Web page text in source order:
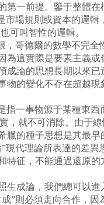
前提。鑒于整體在
場規則或資本的邏
可叫智性的邏輯。
哥德爾的數學不完全
這實際是要素主義
論的思想長期以來
的變化不存在超越
一事物源于某種東
，就不可消除。由
的種子思想是其最
代理論所表達的差
征，不能通過還原
成論，我們總可以
則必須走向合作，因